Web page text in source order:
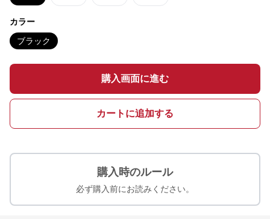
カラー
ブラック
購入画面に進む
カートに追加する
購入時のルール
必ず購入前にお読みください。